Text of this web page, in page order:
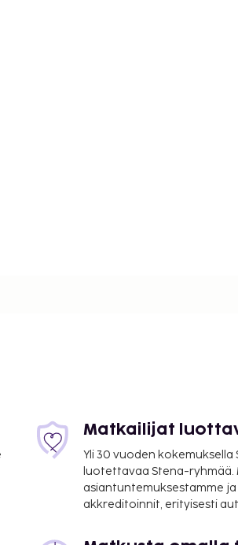
Matkailijat
Yli 30 vuoden
luotettavaa Stena-
asiantuntemuksestamme
akkreditoinnit, erityisesti